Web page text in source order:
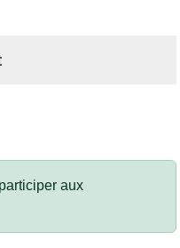
aux